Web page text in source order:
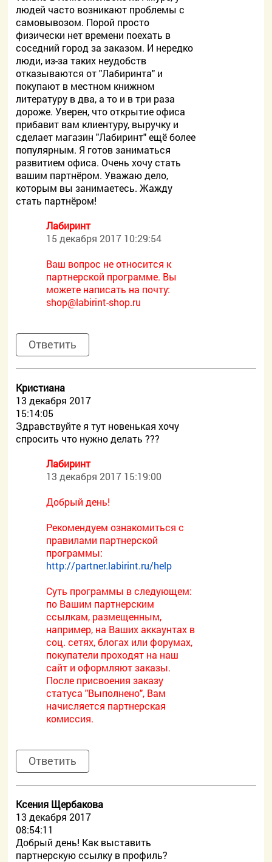
людей часто возникают проблемы с
самовывозом. Порой просто
физически нет времени поехать в
соседний город за заказом. И нередко
люди, из-за таких неудобств
отказываются от "Лабиринта" и
покупают в местном книжном
литературу в два, а то и в три раза
дороже. Уверен, что открытие офиса
прибавит вам клиентуру, выручку и
сделает магазин "Лабиринт" ещё более
популярным. Я готов заниматься
развитием офиса. Очень хочу стать
вашим партнёром. Уважаю дело,
которым вы занимаетесь. Жажду
стать партнёром!
Лабиринт
15 декабря 2017 10:29:54
Ваш вопрос не относится к
партнерской программе. Вы
можете написать на почту:
shop@labirint-shop.ru
Ответить
Кристиана
13 декабря 2017
15:14:05
Здравствуйте я тут новенькая хочу
спросить что нужно делать ???
Лабиринт
13 декабря 2017 15:19:00
Добрый день!
Рекомендуем ознакомиться с
правилами партнерской
программы:
http://partner.labirint.ru/help
Суть программы в следующем:
по Вашим партнерским
ссылкам, размещенным,
например, на Ваших аккаунтах в
соц. сетях, блогах или форумах,
покупатели проходят на наш
сайт и оформляют заказы.
После присвоения заказу
статуса "Выполнено", Вам
начисляется партнерская
комиссия.
Ответить
Ксения Щербакова
13 декабря 2017
08:54:11
Добрый день! Как выставить
партнерскую ссылку в профиль?